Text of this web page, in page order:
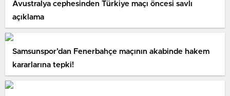
Avustralya cephesinden Türkiye maçı öncesi savlı
açıklama
Samsunspor’dan Fenerbahçe maçının akabinde hakem
kararlarına tepki!